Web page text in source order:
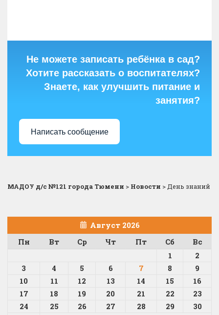
Не можете записать ребёнка в сад?
Хотите рассказать о воспитателях?
Знаете, как улучшить питание и
занятия?
Написать сообщение
МАДОУ д/с №121 города Тюмени > Новости >День знаний
Август 2026
Пн
Вт Ср Чт Пт Сб
Вс
1
2
3
4 5 6 7 8
9
10
11 12 13 14 15
16
17
18 19 20 21 22
23
24
25 26 27 28 29
30